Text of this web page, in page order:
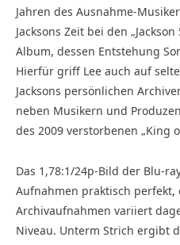
Jahren des Ausnahme-
Jacksons Zeit bei den
Album, dessen Entstehung
Hierfür griff Lee auch auf
Jacksons persönlichen
neben Musikern und
des 2009 verstorbenen „King
Das 1,78:1/24p-Bild der Blu-
Aufnahmen praktisch
Archivaufnahmen variiert
Niveau. Unterm Strich ergibt